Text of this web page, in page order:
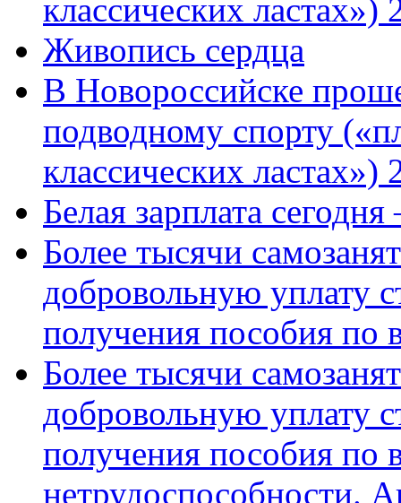
классических
Живопись сердца
В Новороссийске
подводному спорту
классических ластах»)
Белая зарплата
Более тысячи
добровольную уплату
получения пособия по
Более тысячи
добровольную уплату
получения пособия по
нетрудоспособности.